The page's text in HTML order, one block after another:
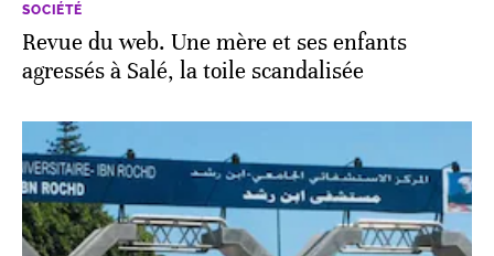
SOCIÉTÉ
Revue du web. Une mère et ses enfants
agressés à Salé, la toile scandalisée